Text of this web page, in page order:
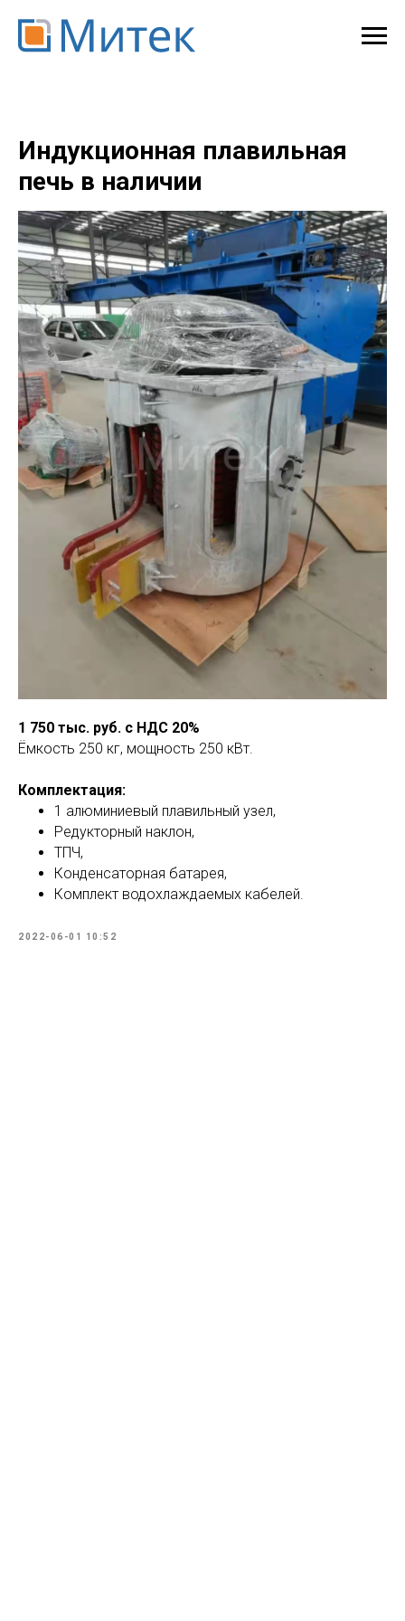
Индукционная плавильная
печь в наличии
1 750 тыс. руб. с НДС 20%
Ёмкость 250 кг, мощность 250 кВт.
Комплектация:
1 алюминиевый плавильный узел,
Редукторный наклон,
ТПЧ,
Конденсаторная батарея,
Комплект водохлаждаемых кабелей.
2022-06-01 10:52